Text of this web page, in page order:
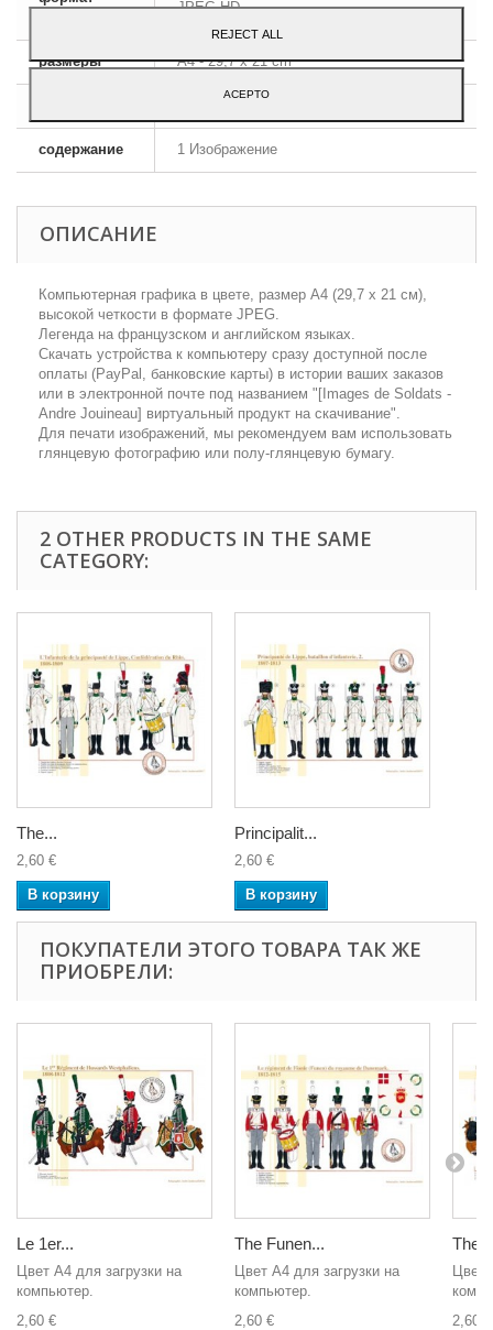
JPEG HD
размеры A4 - 29,7 x 21 cm
содержание 1 Изображение
ОПИСАНИЕ
Компьютерная графика в цвете, размер А4 (29,7 х 21 см),
высокой четкости в формате JPEG.
Легенда на французском и английском языках.
Скачать устройства к компьютеру сразу доступной после
оплаты (PayPal, банковские карты) в истории ваших заказов
или в электронной почте под названием "[Images de Soldats -
Аndre Jouineau] виртуальный продукт на скачивание".
Для печати изображений, мы рекомендуем вам использовать
глянцевую фотографию или полу-глянцевую бумагу.
2 OTHER PRODUCTS IN THE SAME
CATEGORY:
The...
2,60 €
В корзину
Principalit...
2,60 €
В корзину
ПОКУПАТЕЛИ ЭТОГО ТОВАРА ТАК ЖЕ
ПРИОБРЕЛИ:
Le 1er...
Цвет A4 для загрузки на
компьютер.
2,60 €
The Funen...
Цвет A4 для загрузки на
компьютер.
2,60 €
The...
Цвет
2,60 €
REJECT ALL
ACEPTO